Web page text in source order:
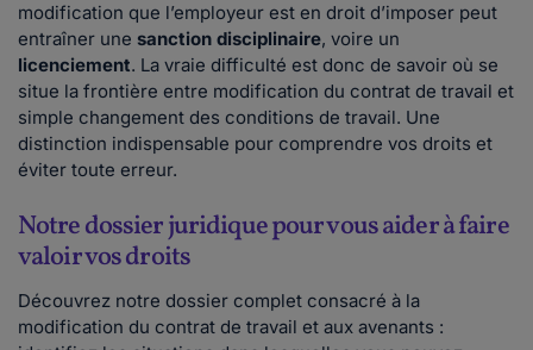
modification que l’employeur est en droit d’imposer peut
entraîner une sanction disciplinaire, voire un
licenciement. La vraie difficulté est donc de savoir où se
situe la frontière entre modification du contrat de travail et
simple changement des conditions de travail. Une
distinction indispensable pour comprendre vos droits et
éviter toute erreur.
Notre dossier juridique pour vous aider à faire
valoir vos droits
Découvrez notre dossier complet consacré à la
modification du contrat de travail et aux avenants :